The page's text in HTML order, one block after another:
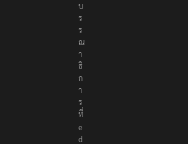
บ
ร
ร
ณ
า
ธิ
ก
า
ร
ที่
e
d